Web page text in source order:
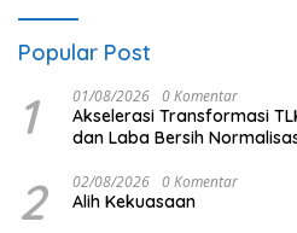
Popular Post
1 01/08/2026 0 Komentar
Akselerasi Transformasi
dan Laba Bersih
2 02/08/2026 0 Komentar
Alih Kekuasaan